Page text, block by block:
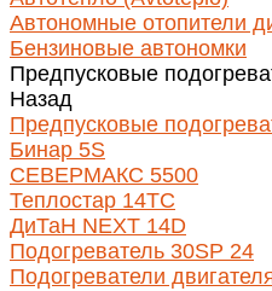
Автономные отопители
Бензиновые автономки
Предпусковые
Назад
Предпусковые
Бинар 5S
СЕВЕРМАКС 5500
Теплостар 14ТС
ДиТаН NEXT 14D
Подогреватель 30SP 24
Подогреватели